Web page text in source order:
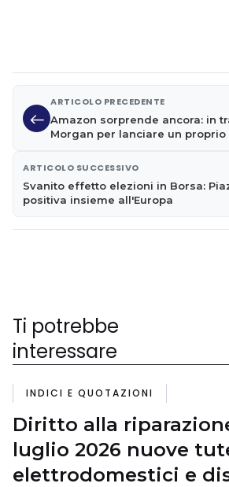
ARTICOLO PRECEDENTE
Amazon sorprende ancora: in
Morgan per lanciare un
ARTICOLO SUCCESSIVO
Svanito effetto elezioni in Borsa:
positiva insieme all'Europa
Ti potrebbe
interessare
INDICI E QUOTAZIONI
Diritto alla
luglio 2026 nuove
elettrodomestici e